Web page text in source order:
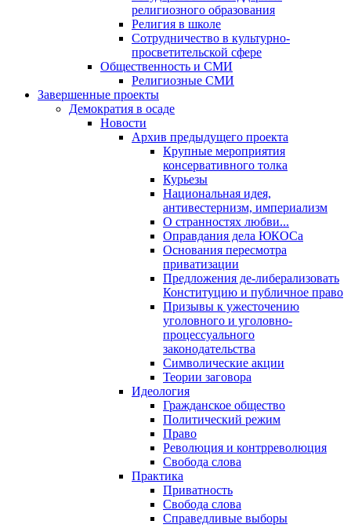
религиозного образования
Религия в школе
Сотрудничество в культурно-
просветительской сфере
Общественность и СМИ
Религиозные СМИ
Завершенные проекты
Демократия в осаде
Новости
Архив предыдущего проекта
Крупные мероприятия
консервативного толка
Курьезы
Национальная идея,
антивестернизм, империализм
О странностях любви...
Оправдания дела ЮКОСа
Основания пересмотра
приватизации
Предложения де-либерализовать
Конституцию и публичное право
Призывы к ужесточению
уголовного и уголовно-
процессуального
законодательства
Символические акции
Теории заговора
Идеология
Гражданское общество
Политический режим
Право
Революция и контрреволюция
Свобода слова
Практика
Приватность
Свобода слова
Справедливые выборы